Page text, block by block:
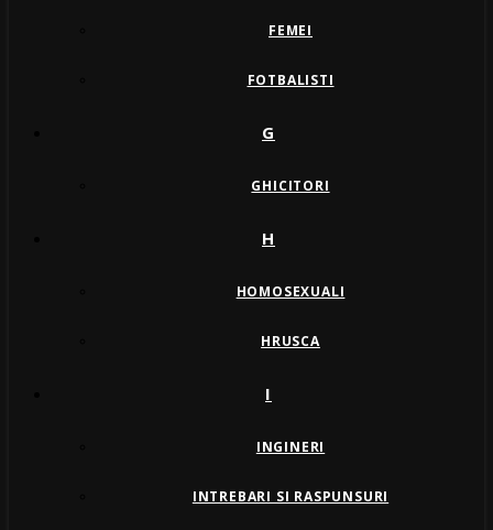
FEMEI
FOTBALISTI
G
GHICITORI
H
HOMOSEXUALI
HRUSCA
I
INGINERI
INTREBARI SI RASPUNSURI